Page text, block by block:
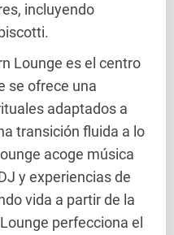
incluyendo
Lounge es el centro
se ofrece una
adaptados a
transición fluida a lo
acoge música
y experiencias de
vida a partir de la
perfecciona el